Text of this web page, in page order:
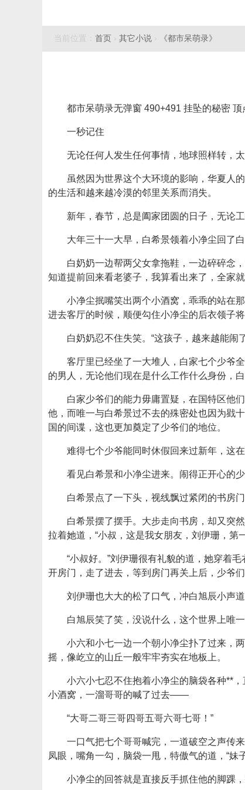
当前位置： 首页 › 其它小说 › 《都市呆萌录》
都市呆萌录无弹窗 490+491 挂坠的秘密 顶
一秒记住
无论任何人发生任何事情，地球照样转，
虽然因为世界这个大环境的影响，华夏人
的生活和越来越冷漠的邻里关系而消失。
新年，春节，总是阖家团圆的日子，无论
大年三十一大早，白希景领着小净尘回了
白奶奶一边帮两父女拿拖鞋，一边碎碎念
知道提前回来看老婆子，我算看出来了，全家
小净尘抿嘴笑出两个小酒窝，乖乖的站在
进去客厅的时候，顺便勾住小净尘的后衣领子
白奶奶忍不住失笑。“这孩子，越来越能闹
客厅里已经坐了一大堆人，白家七个少爷
的男人，无论他们现在是什么工作什么身份，
白家少爷们的能力毋庸置疑，在国特区他
他，而唯一与白希景过不去的殊密处也因为戥
国的间谍，这也更加奠定了少爷们的地位。
难得七个少爷能同时休假回来过新年，这
看见白希景和小净尘进来。闹得正开心的
白希景点了一下头，视线飘过紧闭的书房
白希景摆了摆手。大步走向书房，却又突
拉着她道，“小叔，这是我女朋友，刘伊珊，第
“小叔好。”刘伊珊很有礼貌的道，她穿着
开房门，走了进去，等到房门再关上后，少爷
刘伊珊也大大的松了口气，冲白旭辰小声
白旭辰笑了笑，没说什么，这个世界上唯
小六和小七一边一个朝小净尘扑了过来，
摇，像屹立的山丘一般牢牢夯实在地板上。
小六小七忍不住抱着小净尘的脑袋各种**
小酒窝，一溜哥哥的喊了过去——
“大哥二哥三哥四哥五哥六哥七哥！”
一口气把七个哥哥喊完，一道破空之声传
凤眼，嘴角一勾，脑袋一甩，特傲气的道，“妹
小净尘的回答就是直接反手抓住他的脚踝